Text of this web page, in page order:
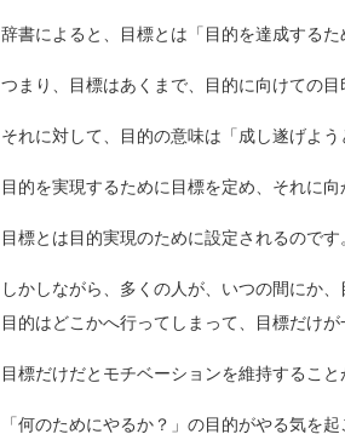
辞書によると、目標とは「目的を達成する
つまり、目標はあくまで、目的に向けての目
それに対して、目的の意味は「成し遂げよう
目的を実現するために目標を定め、それに向
目標とは目的実現のために設定されるのです
しかしながら、多くの人が、いつの間にか、
目的はどこかへ行ってしまって、目標だけが
目標だけだとモチベーションを維持すること
「何のためにやるか？」の目的がやる気を起